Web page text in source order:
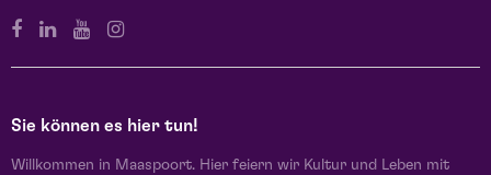
Sie können es hier tun!
Willkommen in Maaspoort. Hier feiern wir Kultur und Leben mit